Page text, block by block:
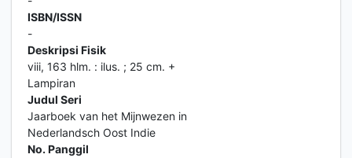
ISBN/ISSN
-
Deskripsi Fisik
viii, 163 hlm. : ilus. ; 25 cm. +
Lampiran
Judul Seri
Jaarboek van het Mijnwezen in
Nederlandsch Oost Indie
No. Panggil